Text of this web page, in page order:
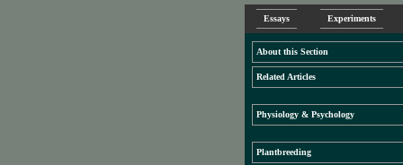
Essays Experiments
About this Section
Related Articles
Physiology & Psychology
Plantbreeding